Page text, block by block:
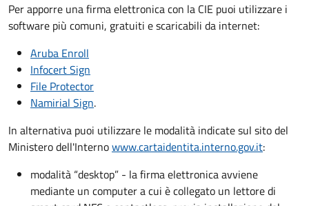
Per apporre una firma elettronica con la CIE puoi utilizzare i
software più comuni, gratuiti e scaricabili da internet:
Aruba Enroll
Infocert Sign
File Protector
Namirial Sign.
In alternativa puoi utilizzare le modalità indicate sul sito del
Ministero dell'Internowww.cartaidentita.interno.gov.it:
modalità “desktop” - la firma elettronica avviene
mediante un computer a cui è collegato un lettore di